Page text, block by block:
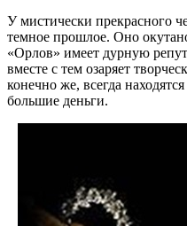
У мистически прекрасного
темное прошлое. Оно
«Орлов» имеет дурную
вместе с тем озаряет
конечно же, всегда
большие деньги.